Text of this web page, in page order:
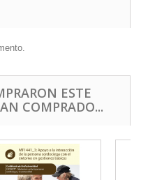
ESTE
COMPRADO...